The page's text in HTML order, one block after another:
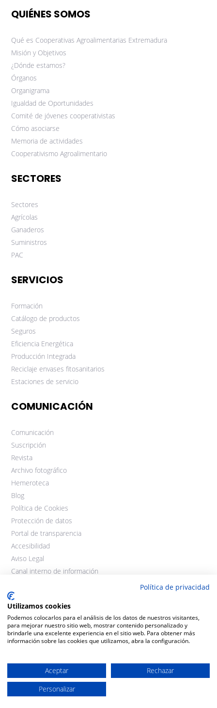
QUIÉNES SOMOS
Qué es Cooperativas Agroalimentarias Extremadura
Misión y Objetivos
¿Dónde estamos?
Órganos
Organigrama
Igualdad de Oportunidades
Comité de jóvenes cooperativistas
Cómo asociarse
Memoria de actividades
Cooperativismo Agroalimentario
SECTORES
Sectores
Agrícolas
Ganaderos
Suministros
PAC
SERVICIOS
Formación
Catálogo de productos
Seguros
Eficiencia Energética
Producción Integrada
Reciclaje envases fitosanitarios
Estaciones de servicio
COMUNICACIÓN
Comunicación
Suscripción
Revista
Archivo fotográfico
Hemeroteca
Blog
Política de Cookies
Protección de datos
Portal de transparencia
Accesibilidad
Aviso Legal
Canal interno de información
derechos reservados.
Diseño y desarrollo:THEGECO
Política de privacidad
Utilizamos cookies
Podemos colocarlos para el análisis de los datos de nuestros visitantes,
para mejorar nuestro sitio web, mostrar contenido personalizado y
brindarle una excelente experiencia en el sitio web. Para obtener más
información sobre las cookies que utilizamos, abra la configuración.
Aceptar
Rechazar
Personalizar